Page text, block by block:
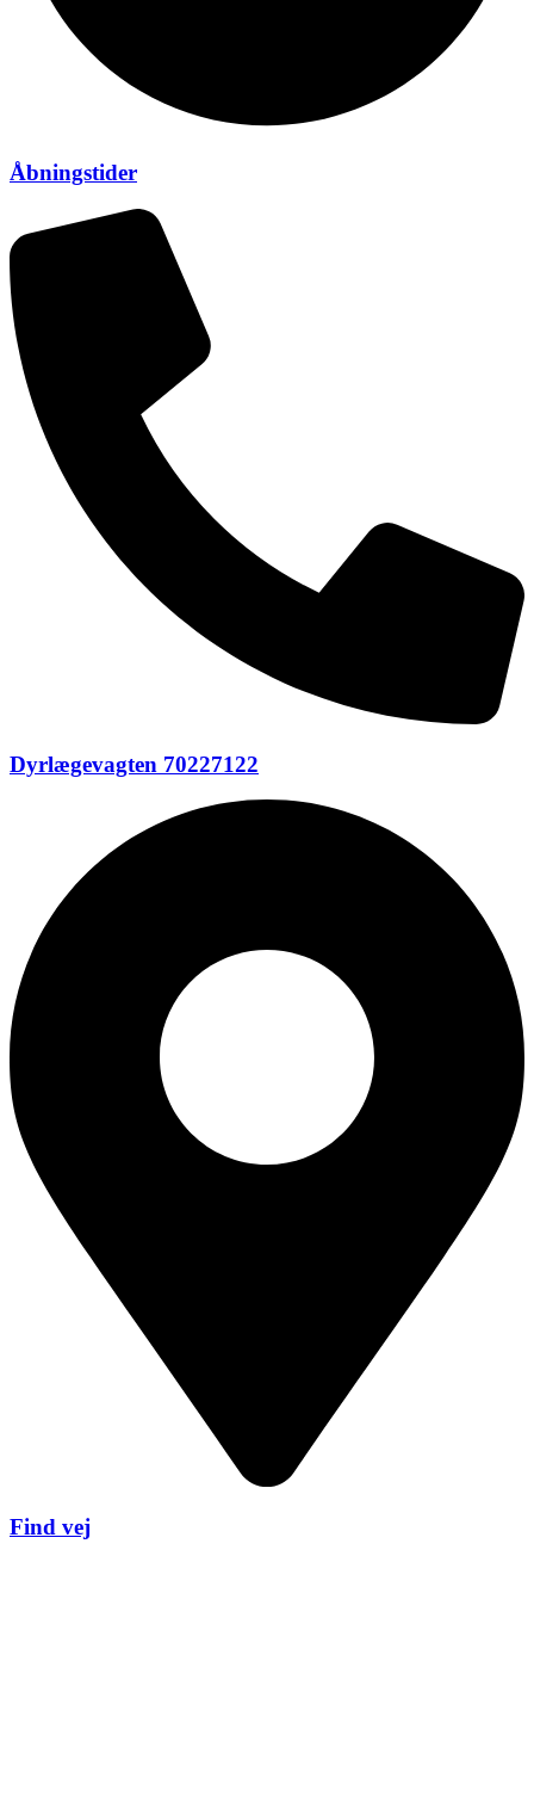
Åbningstider
Dyrlægevagten 70227122
Find vej